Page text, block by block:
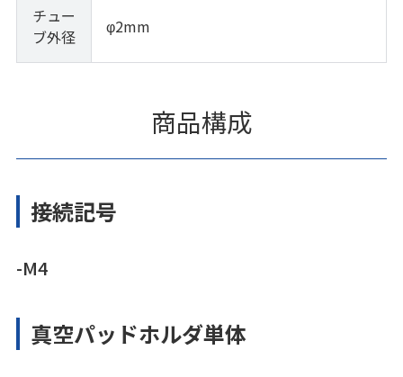
チュー
ブ外径
φ2mm
商品構成
接続記号
-M4
真空パッドホルダ単体